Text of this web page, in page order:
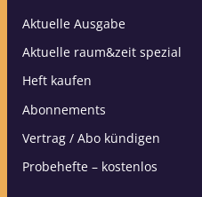
Aktuelle Ausgabe
Aktuelle raum&zeit spezial
Heft kaufen
Abonnements
Vertrag / Abo kündigen
Probehefte – kostenlos